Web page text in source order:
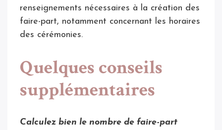
renseignements nécessaires à la création des
faire-part, notamment concernant les horaires
des cérémonies.
Quelques conseils
supplémentaires
Calculez bien le nombre de faire-part